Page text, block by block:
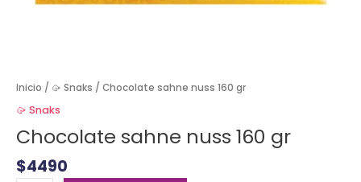
Inicio / 🥠 Snaks / Chocolate sahne nuss 160 gr
🥠 Snaks
Chocolate sahne nuss 160 gr
$4490